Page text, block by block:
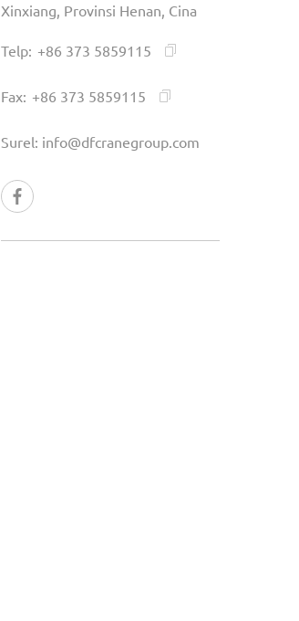
Xinxiang, Provinsi Henan, Cina
Telp: +86 373 5859115
Fax: +86 373 5859115
Surel: info@dfcranegroup.com